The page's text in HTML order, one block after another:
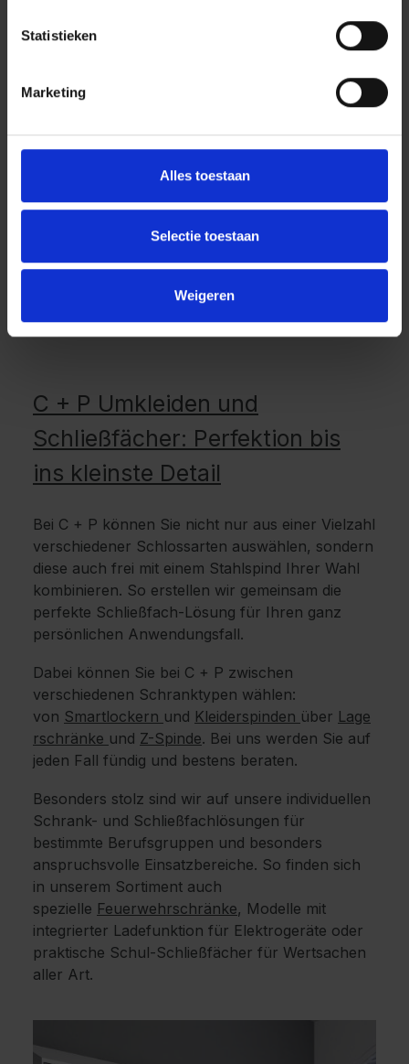
Statistieken
Marketing
Alles toestaan
Selectie toestaan
Weigeren
C + P Umkleiden und
Schließfächer: Perfektion bis
ins kleinste Detail
Bei C + P können Sie nicht nur aus einer Vielzahl
verschiedener Schlossarten auswählen, sondern
diese auch frei mit einem Stahlspind Ihrer Wahl
kombinieren. So erstellen wir gemeinsam die
perfekte Schließfach-Lösung für Ihren ganz
persönlichen Anwendungsfall.
Dabei können Sie bei C + P zwischen
verschiedenen Schranktypen wählen:
von Smartlockern und Kleiderspinden über Lage
rschränke und Z-Spinde. Bei uns werden Sie auf
jeden Fall fündig und bestens beraten.
Besonders stolz sind wir auf unsere individuellen
Schrank- und Schließfachlösungen für
bestimmte Berufsgruppen und besonders
anspruchsvolle Einsatzbereiche. So finden sich
in unserem Sortiment auch
spezielle Feuerwehrschränke, Modelle mit
integrierter Ladefunktion für Elektrogeräte oder
praktische Schul-Schließfächer für Wertsachen
aller Art.